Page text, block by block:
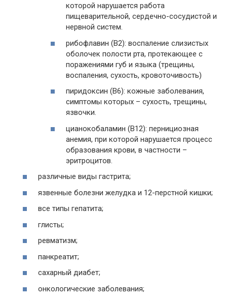
которой нарушается работа
пищеварительной, сердечно-сосудистой и
нервной систем.
рибофлавин (В2): воспаление слизистых
оболочек полости рта, протекающее с
поражениями губ и языка (трещины,
воспаления, сухость, кровоточивость)
пиридоксин (В6): кожные заболевания,
симптомы которых – сухость, трещины,
язвочки.
цианокобаламин (В12): пернициозная
анемия, при которой нарушается процесс
образования крови, в частности –
эритроцитов.
различные виды гастрита;
язвенные болезни желудка и 12-перстной кишки;
все типы гепатита;
глисты;
ревматизм;
панкреатит;
сахарный диабет;
онкологические заболевания;